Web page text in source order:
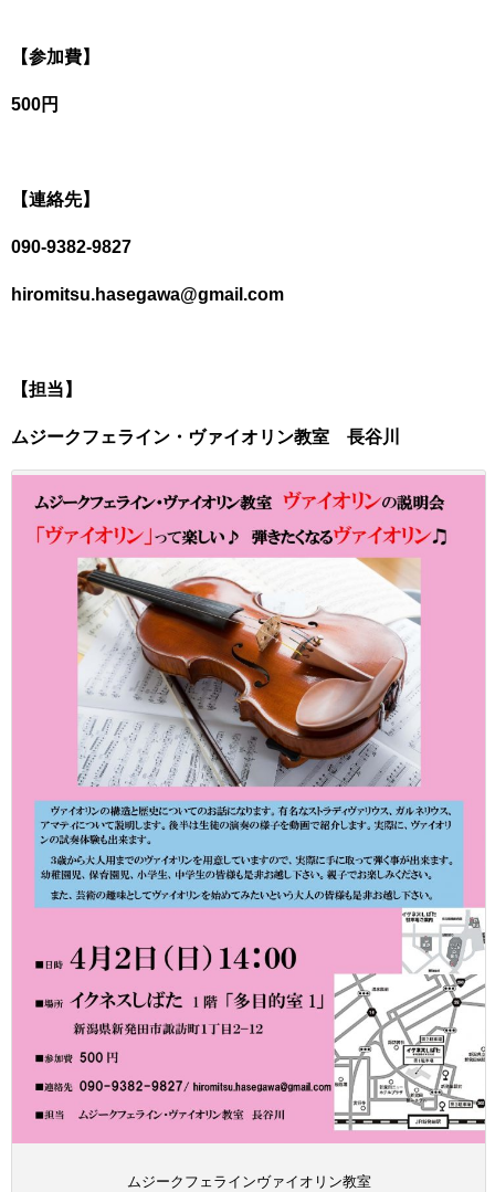
【参加費】
500円
【連絡先】
090-9382-9827
hiromitsu.hasegawa@gmail.com
【担当】
ムジークフェライン・ヴァイオリン教室 長谷川
ムジークフェラインヴァイオリン教室